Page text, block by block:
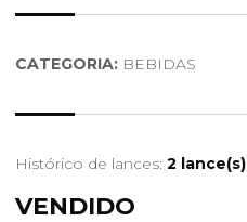
CATEGORIA: BEBIDAS
Histórico de lances: 2 lance(s)
VENDIDO